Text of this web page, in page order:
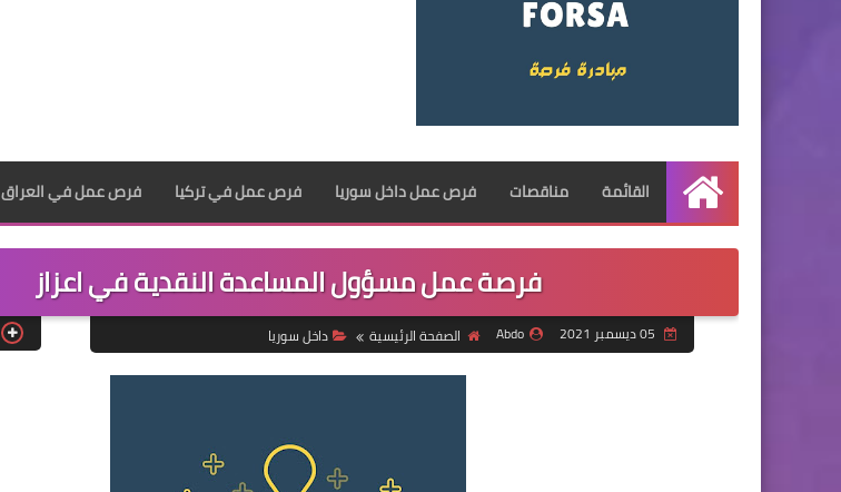
الرئيسية
القائمة مناقصات فرص عمل داخل سوريا فرص عمل في تركيا فرص عمل في العراق
فرصة عمل مسؤول المساعدة النقدية في اعزاز
Abdo الصفحة الرئيسية داخل سوريا